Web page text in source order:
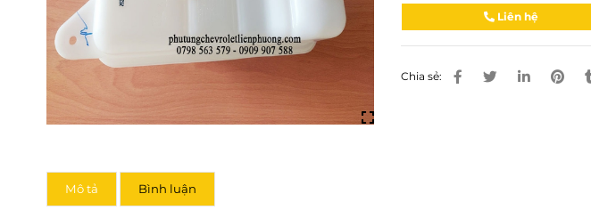
Liên hệ
Chia sẻ:
Mô tả Bình luận